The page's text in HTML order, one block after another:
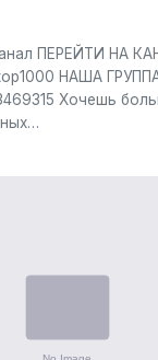
ПЕРЕЙТИ НА
НАША
Хочешь